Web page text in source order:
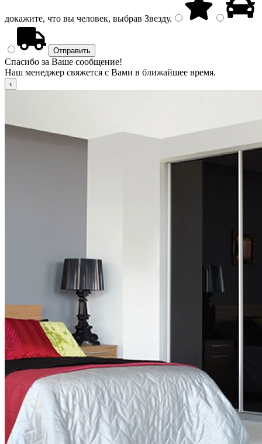
докажите, что вы человек, выбрав Звезду.
Спасибо за Ваше сообщение!
Наш менеджер свяжется с Вами в ближайшее время.